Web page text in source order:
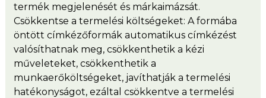
termék megjelenését és márkaimázsát.
Csökkentse a termelési költségeket: A formába
öntött címkézőformák automatikus címkézést
valósíthatnak meg, csökkenthetik a kézi
műveleteket, csökkenthetik a
munkaerőköltségeket, javíthatják a termelési
hatékonyságot, ezáltal csökkentve a termelési